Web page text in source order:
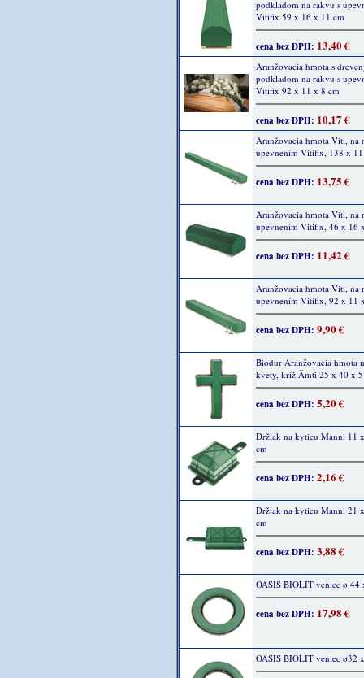
podkladom na rakvu s
Vitifix 59 x 16 x 11 cm
cena bez DPH: 13,40 €
Aranžovacia hmota s
podkladom na rakvu s
Vitifix 92 x 11 x 8 cm
cena bez DPH: 10,17 €
Aranžovacia hmota Viti, na
upevnením Vitifix, 138 x
cena bez DPH: 13,75 €
Aranžovacia hmota Viti, na
upevnením Vitifix, 46 x 16
cena bez DPH: 11,42 €
Aranžovacia hmota Viti, na
upevnením Vitifix, 92 x 11
cena bez DPH: 9,90 €
Biodur Aranžovacia hmota
kvety, kríž Ämti 25 x 40 x
cena bez DPH: 5,20 €
Držiak na kyticu Manni 11
cm
cena bez DPH: 2,16 €
Držiak na kyticu Manni 21
cm
cena bez DPH: 3,88 €
OASIS BIOLIT veniec ø 44
cena bez DPH: 17,98 €
OASIS BIOLIT veniec ø32